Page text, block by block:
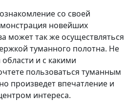
со своей
новейших
может так же осуществляться
туманного полотна. Не
и с какими
пользоваться туманным
произведет впечатление и
интереса.